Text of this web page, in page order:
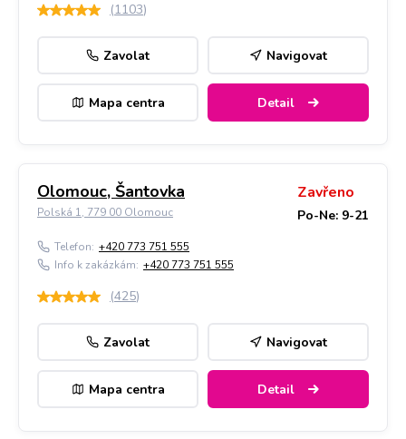
(1103)
Zavolat Navigovat
Mapa centra Detail
Olomouc, Šantovka
Polská 1, 779 00 Olomouc
Zavřeno
Po-Ne: 9-21
Telefon: +420 773 751 555
Info k zakázkám: +420 773 751 555
(425)
Zavolat Navigovat
Mapa centra Detail